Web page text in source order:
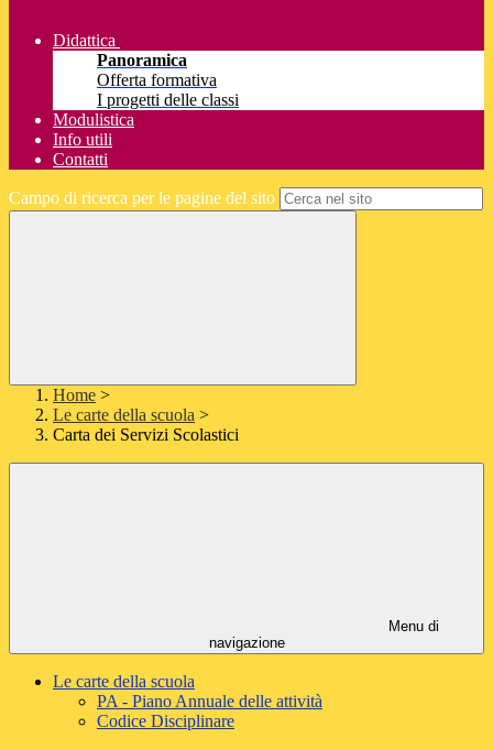
Didattica
Panoramica
Offerta formativa
I progetti delle classi
Modulistica
Info utili
Contatti
Campo di ricerca per le pagine del sito
Home >
Le carte della scuola >
Carta dei Servizi Scolastici
Menu di
navigazione
Le carte della scuola
PA - Piano Annuale delle attività
Codice Disciplinare